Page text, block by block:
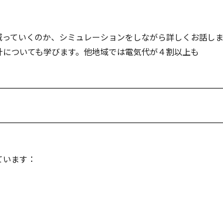
ていくのか、シミュレーションをしながら詳しくお話しま
ついても学びます。他地域では電気代が４割以上も
ます：